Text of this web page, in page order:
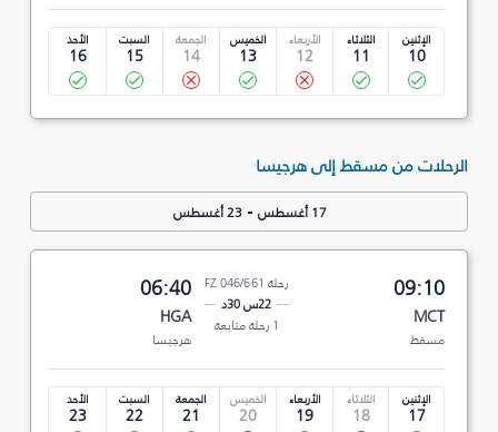
الإثنين
10
الثلاثاء
11
الأربعاء
12
الخميس
13
الجمعة
14
السبت
15
الأحد
16
الرحلات من مسقط إلى هرجيسا
17 أغسطس -23 أغسطس
09:10
MCT
مسقط
رحلة FZ 046/661
22س 30د
1 رحلة متابعة
06:40
HGA
هرجيسا
الإثنين
17
الثلاثاء
18
الأربعاء
19
الخميس
20
الجمعة
21
السبت
22
الأحد
23